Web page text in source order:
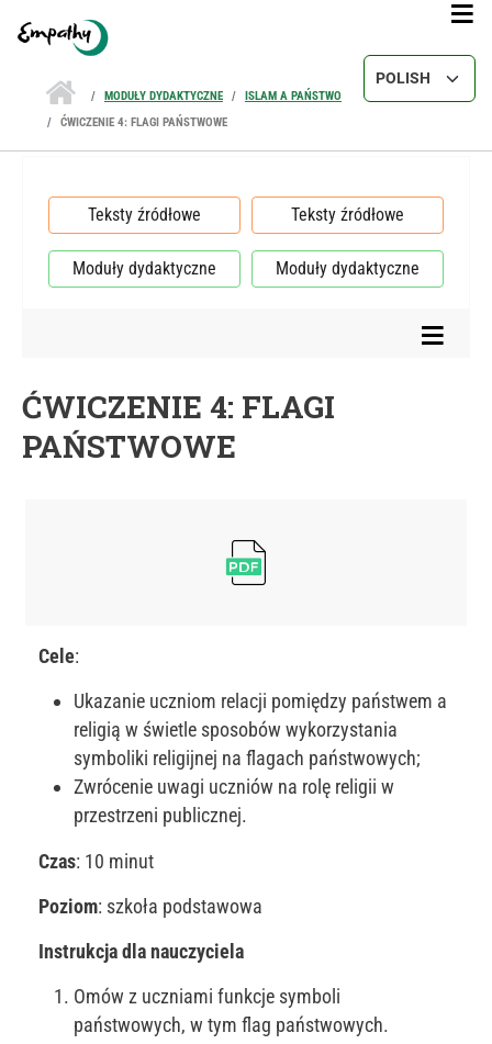
Select your
MODUŁY DYDAKTYCZNE
ISLAM A PAŃSTWO
ĆWICZENIE 4: FLAGI PAŃSTWOWE
ĆWICZENIE 4: FLAGI
PAŃSTWOWE
Cele:
Ukazanie uczniom relacji pomiędzy państwem a
religią w świetle sposobów wykorzystania
symboliki religijnej na flagach państwowych;
Zwrócenie uwagi uczniów na rolę religii w
przestrzeni publicznej.
Czas: 10 minut
Poziom: szkoła podstawowa
Instrukcja dla nauczyciela
Omów z uczniami funkcje symboli
państwowych, w tym flag państwowych.
Teksty źródłowe Teksty źródłowe
Moduły dydaktyczne Moduły dydaktyczne